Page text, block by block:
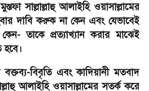
সাল্লাল্লাহু আলাইহি ওয়াসাল্লামের
দাবি করুক না কেন এবং যেভাবেই
-তাকে প্রত্যাখ্যান করার মাঝেই
হবে।
বক্তব্য-বিবৃতি এবং কাদিয়ানী মতবাদ
আলাইহি ওয়াসাল্লামের সতর্ক করে